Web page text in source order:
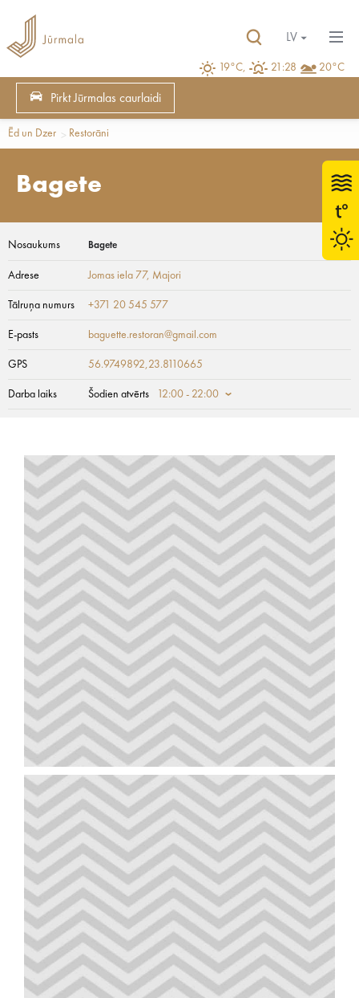
19°C, 21:28 20°C
LV
Pirkt Jūrmalas caurlaidi
Ēd un Dzer Restorāni
Bagete
Nosaukums Bagete
Adrese Jomas iela 77, Majori
Tālruņa numurs +371 20 545 577
E-pasts baguette.restoran@gmail.com
GPS 56.9749892,23.8110665
Darba laiks Šodien atvērts 12:00 - 22:00